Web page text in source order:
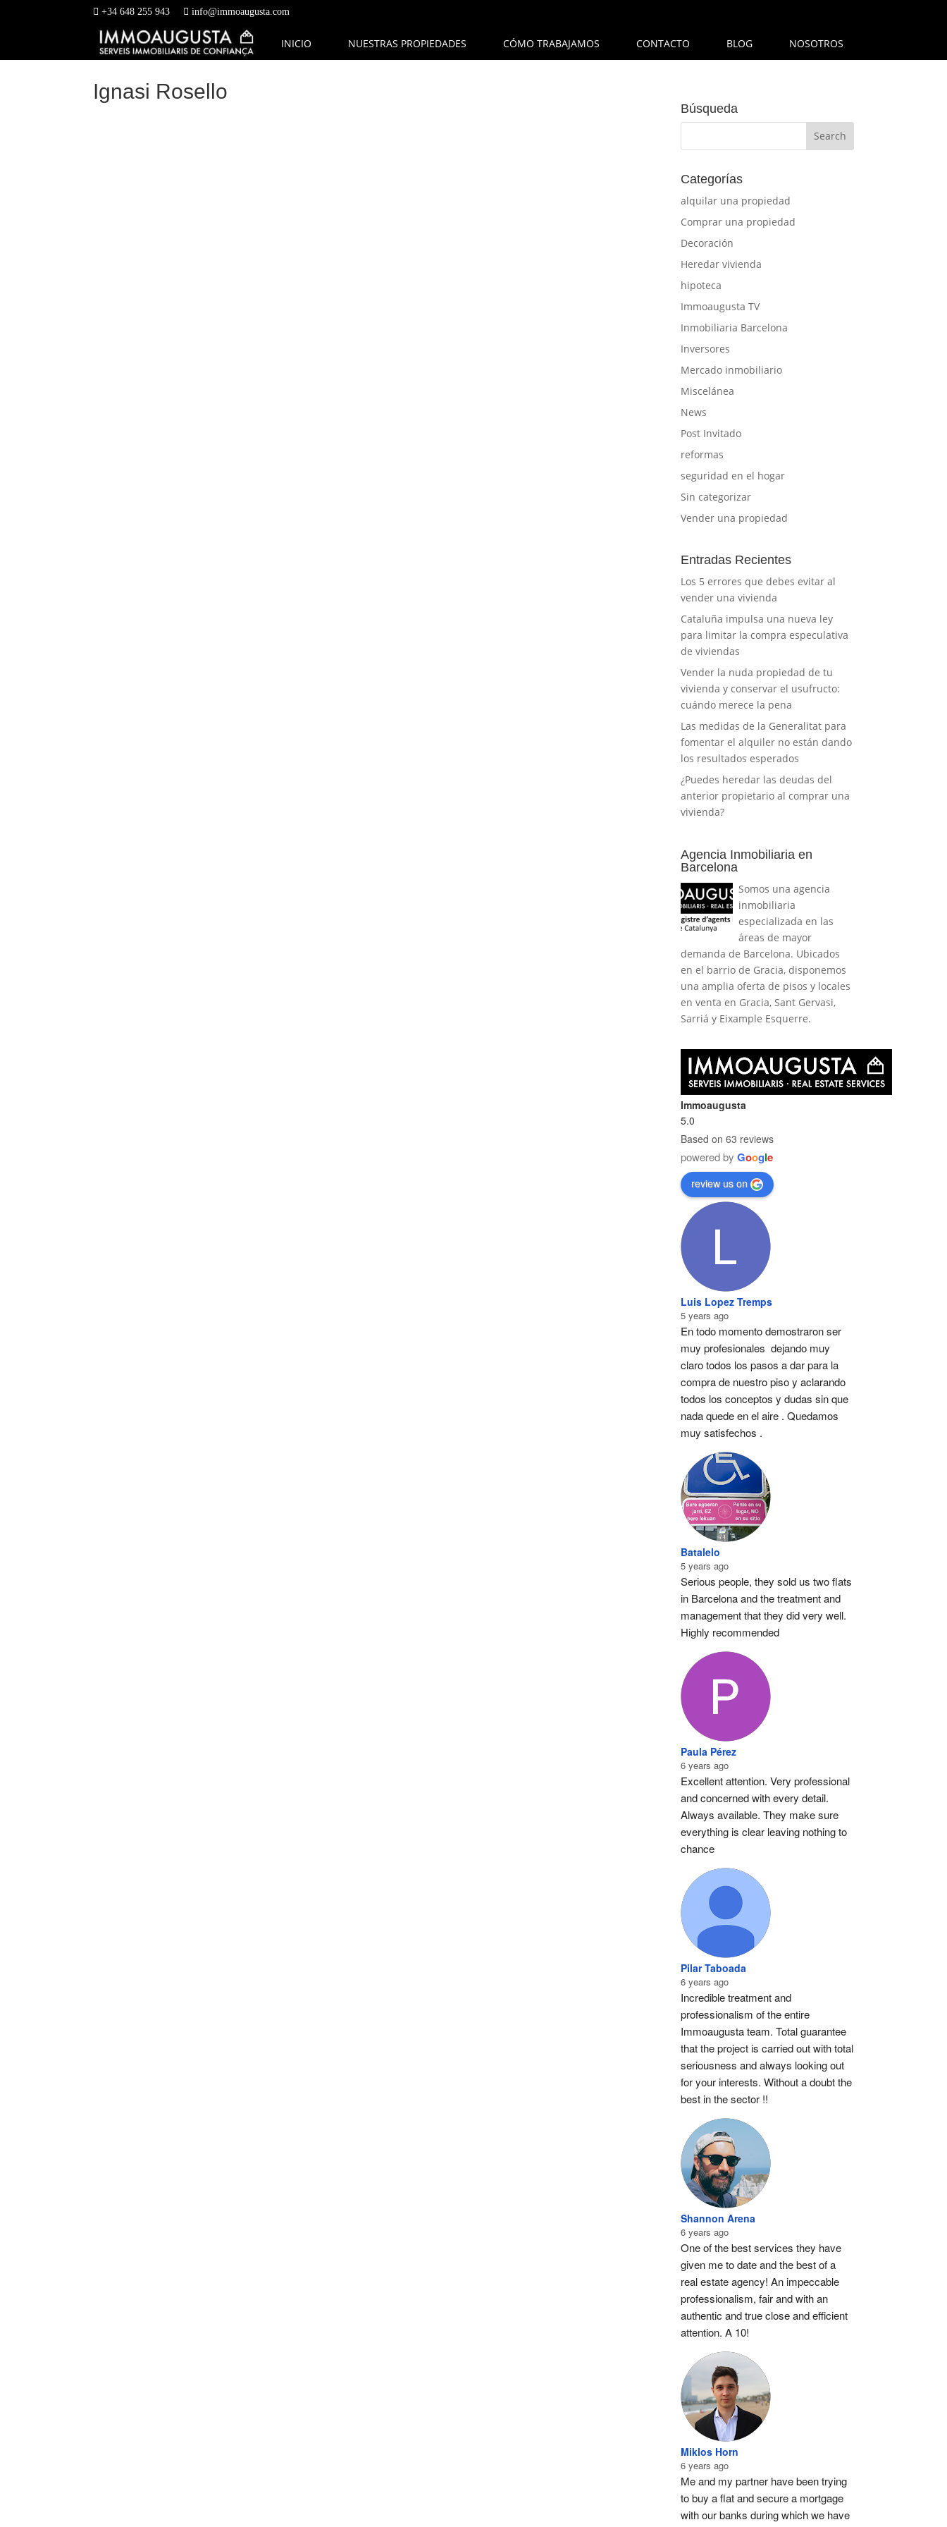
+34 648 255 943 info@immoaugusta.com
INICIO NUESTRAS PROPIEDADES CÓMO TRABAJAMOS CONTACTO BLOG NOSOTROS
Ignasi Rosello
Búsqueda
Categorías
alquilar una propiedad
Comprar una propiedad
Decoración
Heredar vivienda
hipoteca
Immoaugusta TV
Inmobiliaria Barcelona
Inversores
Mercado inmobiliario
Miscelánea
News
Post Invitado
reformas
seguridad en el hogar
Sin categorizar
Vender una propiedad
Entradas Recientes
Los 5 errores que debes evitar al
vender una vivienda
Cataluña impulsa una nueva ley
para limitar la compra especulativa
de viviendas
Vender la nuda propiedad de tu
vivienda y conservar el usufructo:
cuándo merece la pena
Las medidas de la Generalitat para
fomentar el alquiler no están dando
los resultados esperados
¿Puedes heredar las deudas del
anterior propietario al comprar una
vivienda?
Agencia Inmobiliaria en
Barcelona
Somos una agencia
inmobiliaria
especializada en las
áreas de mayor
demanda de Barcelona. Ubicados
en el barrio de Gracia, disponemos
una amplia oferta de pisos y locales
en venta en Gracia, Sant Gervasi,
Sarriá y Eixample Esquerre.
Immoaugusta
5.0
Based on 63 reviews
powered byGoogle
review us on
Luis Lopez Tremps
5 years ago
En todo momento demostraron ser
muy profesionales  dejando muy
claro todos los pasos a dar para la
compra de nuestro piso y aclarando
todos los conceptos y dudas sin que
nada quede en el aire . Quedamos
muy satisfechos .
Batalelo
5 years ago
Serious people, they sold us two flats
in Barcelona and the treatment and
management that they did very well.
Highly recommended
Paula Pérez
6 years ago
Excellent attention. Very professional
and concerned with every detail.
Always available. They make sure
everything is clear leaving nothing to
chance
Pilar Taboada
6 years ago
Incredible treatment and
professionalism of the entire
Immoaugusta team. Total guarantee
that the project is carried out with total
seriousness and always looking out
for your interests. Without a doubt the
best in the sector !!
Shannon Arena
6 years ago
One of the best services they have
given me to date and the best of a
real estate agency! An impeccable
professionalism, fair and with an
authentic and true close and efficient
attention. A 10!
Miklos Horn
6 years ago
Me and my partner have been trying
to buy a flat and secure a mortgage
with our banks during which we have